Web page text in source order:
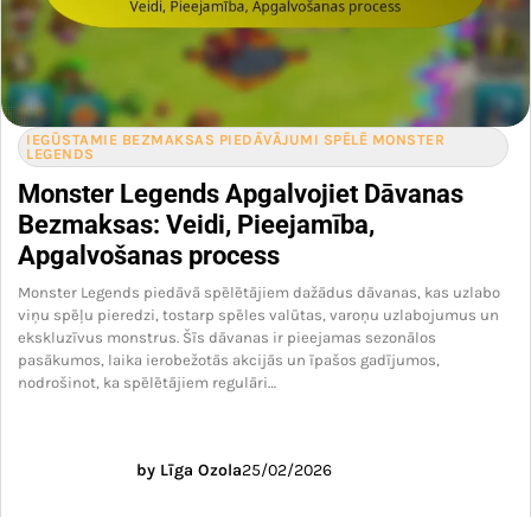
IEGŪSTAMIE BEZMAKSAS PIEDĀVĀJUMI SPĒLĒ MONSTER
LEGENDS
Monster Legends Apgalvojiet Dāvanas
Bezmaksas: Veidi, Pieejamība,
Apgalvošanas process
Monster Legends piedāvā spēlētājiem dažādus dāvanas, kas uzlabo
viņu spēļu pieredzi, tostarp spēles valūtas, varoņu uzlabojumus un
ekskluzīvus monstrus. Šīs dāvanas ir pieejamas sezonālos
pasākumos, laika ierobežotās akcijās un īpašos gadījumos,
nodrošinot, ka spēlētājiem regulāri…
by Līga Ozola25/02/2026